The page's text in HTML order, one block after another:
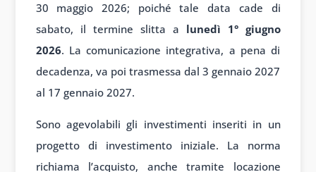
30 maggio 2026; poiché tale data cade di
sabato, il termine slitta a lunedì 1° giugno
2026. La comunicazione integrativa, a pena di
decadenza, va poi trasmessa dal 3 gennaio 2027
al 17 gennaio 2027.
Sono agevolabili gli investimenti inseriti in un
progetto di investimento iniziale. La norma
richiama l’acquisto, anche tramite locazione